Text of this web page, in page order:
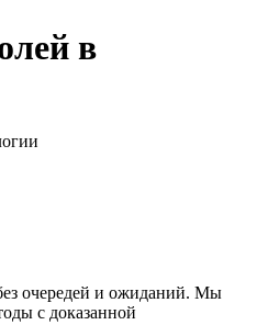
в
очередей и ожиданий. Мы
с доказанной